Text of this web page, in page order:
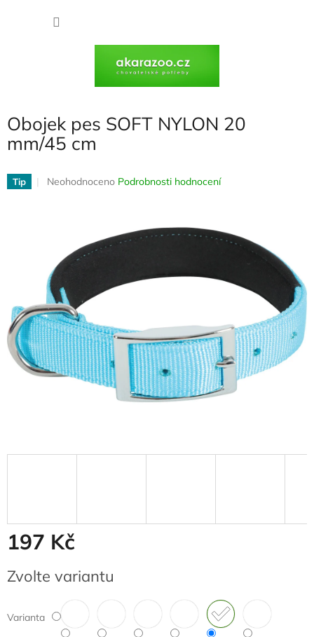
Obojek pes SOFT NYLON 20
mm/45 cm
Tip
Průměrné
hvězdiček.
Neohodnoceno Podrobnosti hodnocení
197 Kč
cena:
Zvolte variantu
Varianta